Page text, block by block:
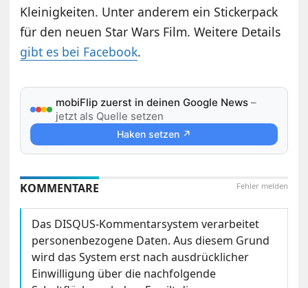
Kleinigkeiten. Unter anderem ein Stickerpack
für den neuen Star Wars Film. Weitere Details
gibt es bei Facebook.
mobiFlip zuerst in deinen Google News –
jetzt als Quelle setzen
Haken setzen ↗
Fehler melden
KOMMENTARE
Das DISQUS-Kommentarsystem verarbeitet
personenbezogene Daten. Aus diesem Grund
wird das System erst nach ausdrücklicher
Einwilligung über die nachfolgende